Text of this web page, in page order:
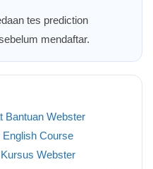
tes prediction
mendaftar.
Bantuan Webster
Course
Webster